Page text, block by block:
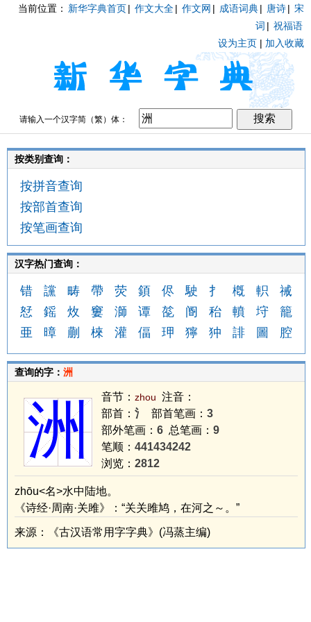
当前位置： 新华字典首页| 作文大全| 作文网 | 成语词典| 唐诗| 宋
词 | 祝福语
设为主页 | 加入收藏
请输入一个汉字简（繁）体：
按类别查询：
按拼音查询
按部首查询
按笔画查询
汉字热门查询：
错 讜 畴 帶 荧 顉 侭 駛 扌 槪 軹
祴
恏
鎐 炇 窶 溮 谭 旕 阍 秮 轒 垨
籠
亜
暲 蒯 棶 灌 偪 玾 獰 狆 誹 圖 腔
查询的字： 洲
洲 音节： zhou 注音：
部首： 氵 部首笔画： 3
部外笔画： 6 总笔画： 9
笔顺： 441434242
浏览： 2812
zhōu<名>水中陆地。
《诗经·周南·关雎》：“关关雎鸠，在河之～。”
来源：《古汉语常用字字典》(冯蒸主编)